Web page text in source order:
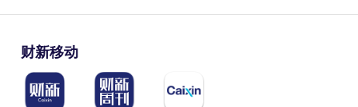
财新移动